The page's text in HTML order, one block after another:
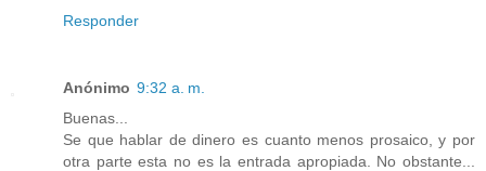
Responder
Anónimo 9:32 a. m.
Buenas...
Se que hablar de dinero es cuanto menos prosaico, y por
otra parte esta no es la entrada apropiada. No obstante...